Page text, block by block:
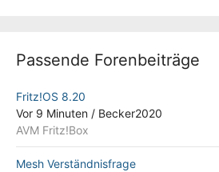
Passende Forenbeiträge
Fritz!OS 8.20
Vor 9 Minuten / Becker2020
AVM Fritz!Box
Mesh Verständnisfrage